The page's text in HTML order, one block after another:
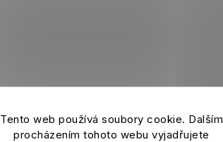
Tento web používá soubory cookie. Dalším
procházením tohoto webu vyjadřujete